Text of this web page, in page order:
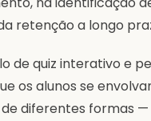
retenção a longo
de quiz interativo e
os alunos se
diferentes formas